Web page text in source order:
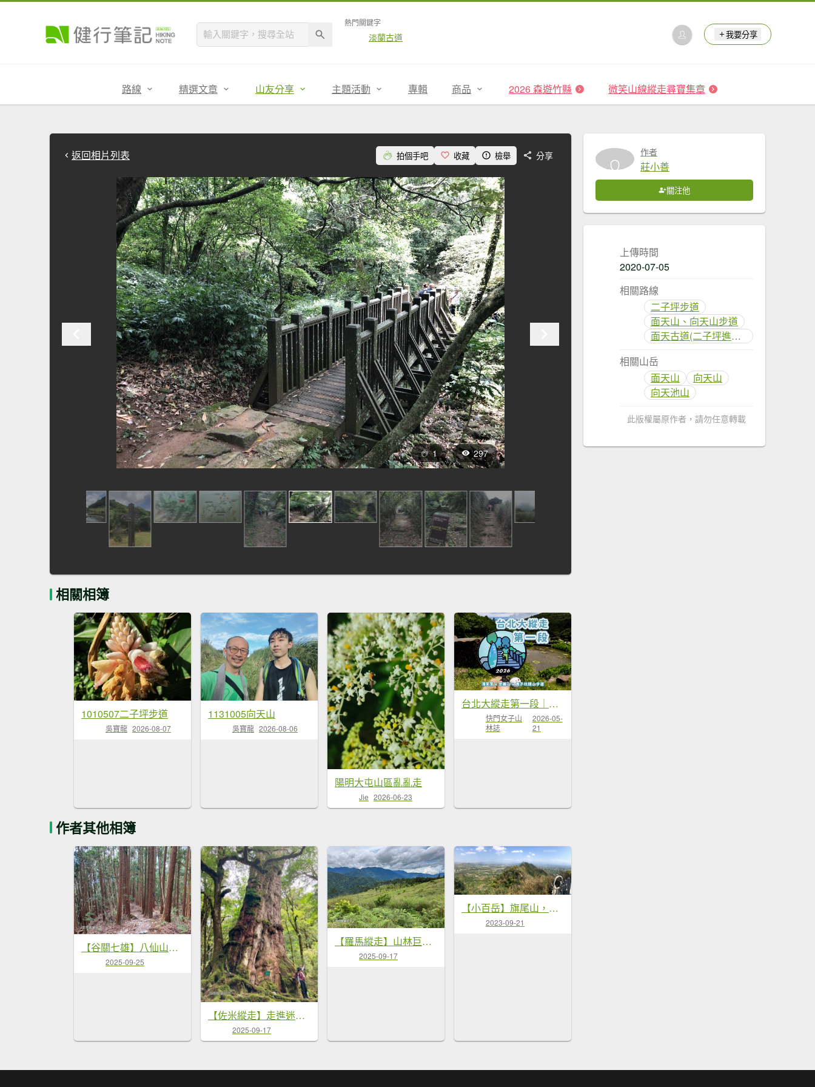
熱門關鍵字
淡蘭古道 我要分享
路線 精選文章 山友分享 主題活動 專輯 商品 2026 森遊竹縣 微笑山線縱走尋寶集章
返回相片列表 拍個手吧 收藏 檢舉 分享
1 297
相關相簿
1010507二子坪步道
吳寶龍 2026-08-07
1131005向天山
吳寶龍 2026-08-06
陽明大屯山區亂亂走
Jie 2026-06-23
台北大縱走第一段｜忠義山＋清天宮
快門女子山
林誌
2026-05-
21
作者其他相簿
【谷關七雄】八仙山主峰步道
2025-09-25
【佐米縱走】走進迷霧森林尋找千歲神木，參加一場巨木群的盛宴
2025-09-17
【羅馬縱走】山林巨木饗宴，夏季避暑的縱走路線
2025-09-17
【小百岳】旗尾山，旗靈縱走，步道巨石錯落，攀繩陡坡，具有挑戰性
2023-09-21
作者
莊小善
關注他
上傳時間
2020-07-05
相關路線
二子坪步道
面天山、向天山步道
面天古道(二子坪進、清天宮出)
相關山岳
面天山
向天山
向天池山
此版權屬原作者，請勿任意轉載